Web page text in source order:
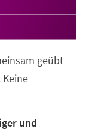
geübt
und